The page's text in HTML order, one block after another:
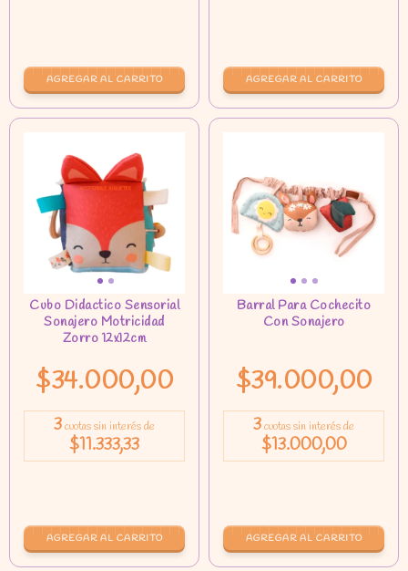
$34.000,00
3cuotas sin interés de
$11.333,33
$39.000,00
3cuotas sin interés de
$13.000,00
AGREGAR AL CARRITO